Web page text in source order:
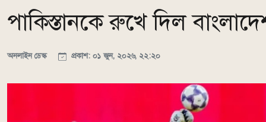
পাকিস্তানকে রুখে দিল
অনলাইন ডেস্ক প্রকাশ: ০১ জুন, ২০২৬, ২২:২০